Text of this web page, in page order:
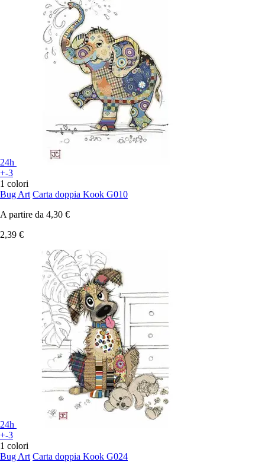
24h
+-3
1 colori
Bug Art Carta doppia Kook G010
A partire da 4,30 €
2,39 €
24h
+-3
1 colori
Bug Art Carta doppia Kook G024